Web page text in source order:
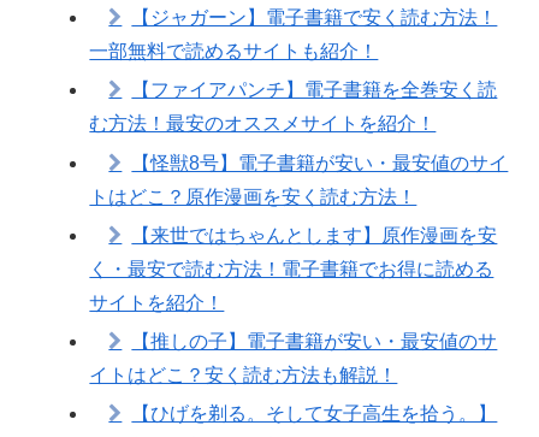
【ジャガーン】電子書籍で安く読む方法！
一部無料で読めるサイトも紹介！
【ファイアパンチ】電子書籍を全巻安く読
む方法！最安のオススメサイトを紹介！
【怪獣8号】電子書籍が安い・最安値のサイ
トはどこ？原作漫画を安く読む方法！
【来世ではちゃんとします】原作漫画を安
く・最安で読む方法！電子書籍でお得に読める
サイトを紹介！
【推しの子】電子書籍が安い・最安値のサ
イトはどこ？安く読む方法も解説！
【ひげを剃る。そして女子高生を拾う。】